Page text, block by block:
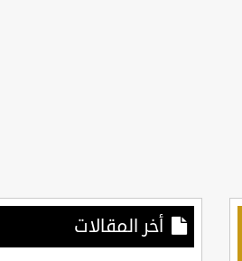
أخر المقالات